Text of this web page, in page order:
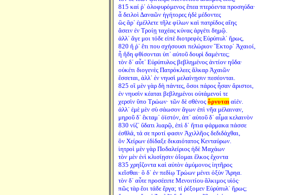
815 καί ῥ᾽ ὀλοφυρόμενος ἔπεα πτερόεντα προσηύδα·
ἆ δειλοὶ Δαναῶν ἡγήτορες ἠδὲ μέδοντες
ὣς ἄρ᾽ ἐμέλλετε τῆλε φίλων καὶ πατρίδος αἴης
ἄσειν ἐν Τροίῃ ταχέας κύνας ἀργέτι δημῷ.
ἀλλ᾽ ἄγε μοι τόδε εἰπὲ διοτρεφὲς Εὐρύπυλ᾽ ἥρως,
820 ἤ ῥ᾽ ἔτι που σχήσουσι πελώριον Ἕκτορ᾽ Ἀχαιοί,
ἦ ἤδη φθίσονται ὑπ᾽ αὐτοῦ δουρὶ δαμέντες;
τὸν δ᾽ αὖτ᾽ Εὐρύπυλος βεβλημένος ἀντίον ηὔδα·
οὐκέτι διογενὲς Πατρόκλεες ἄλκαρ Ἀχαιῶν
ἔσσεται, ἀλλ᾽ ἐν νηυσὶ μελαίνῃσιν πεσέονται.
825 οἳ μὲν γὰρ δὴ πάντες, ὅσοι πάρος ἦσαν ἄριστοι,
ἐν νηυσὶν κέαται βεβλημένοι οὐτάμενοί τε
χερσὶν ὕπο Τρώων· τῶν δὲ σθένος ὄρνυταιαἰέν.
ἀλλ᾽ ἐμὲ μὲν σὺ σάωσον ἄγων ἐπὶ νῆα μέλαιναν,
μηροῦ δ᾽ ἔκταμ᾽ ὀϊστόν, ἀπ᾽ αὐτοῦ δ᾽ αἷμα κελαινὸν
830 νίζ᾽ ὕδατι λιαρῷ, ἐπὶ δ᾽ ἤπια φάρμακα πάσσε
ἐσθλά, τά σε προτί φασιν Ἀχιλλῆος δεδιδάχθαι,
ὃν Χείρων ἐδίδαξε δικαιότατος Κενταύρων.
ἰητροὶ μὲν γὰρ Ποδαλείριος ἠδὲ Μαχάων
τὸν μὲν ἐνὶ κλισίῃσιν ὀΐομαι ἕλκος ἔχοντα
835 χρηΐζοντα καὶ αὐτὸν ἀμύμονος ἰητῆρος
κεῖσθαι· ὃ δ᾽ ἐν πεδίῳ Τρώων μένει ὀξὺν Ἄρηα.
τὸν δ᾽ αὖτε προσέειπε Μενοιτίου ἄλκιμος υἱός·
πῶς τὰρ ἔοι τάδε ἔργα; τί ῥέξομεν Εὐρύπυλ᾽ ἥρως;